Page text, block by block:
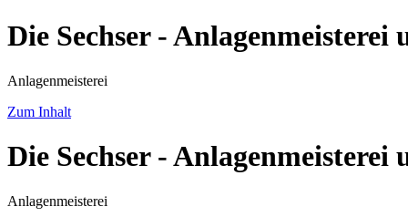
Die Sechser -
Anlagenmeisterei
Zum Inhalt
Die Sechser -
Anlagenmeisterei